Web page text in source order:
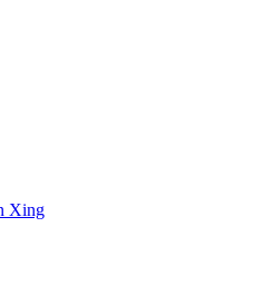
Xing